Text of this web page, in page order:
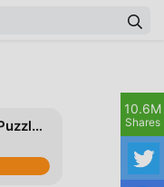
Ocean Jigsaw Puzzles For Kids
10.6M
Shares